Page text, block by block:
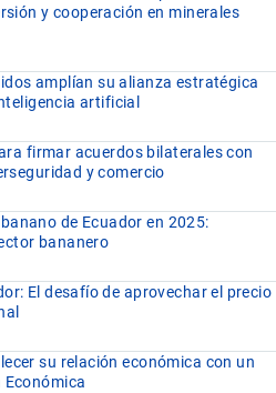
y cooperación en minerales
amplían su alianza estratégica
artificial
firmar acuerdos bilaterales con
y comercio
de Ecuador en 2025:
bananero
El desafío de aprovechar el precio
su relación económica con un
Económica